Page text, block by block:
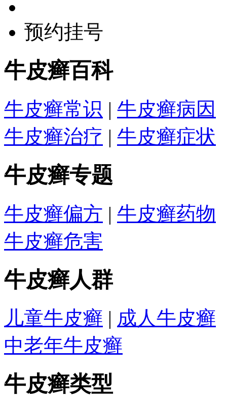
预约挂号
牛皮癣百科
牛皮癣常识 | 牛皮癣病因
牛皮癣治疗 | 牛皮癣症状
牛皮癣专题
牛皮癣偏方 | 牛皮癣药物
牛皮癣危害
牛皮癣人群
儿童牛皮癣 | 成人牛皮癣
中老年牛皮癣
牛皮癣类型